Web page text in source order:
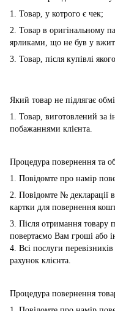
1. Товар, у котрого є чек;
2. Товар в оригінальному
ярликами, що не був у
3. Товар, після купівлі
Який товар не підлягає
1. Товар, виготовлений за
побажаннями клієнта.
Процедура повернення та
1. Повідомте про намір
2. Повідомте № декларації
картки для повернення
3. Після отримання товару
повертаємо Вам гроші або
4. Всі послуги
рахунок клієнта.
Процедура повернення